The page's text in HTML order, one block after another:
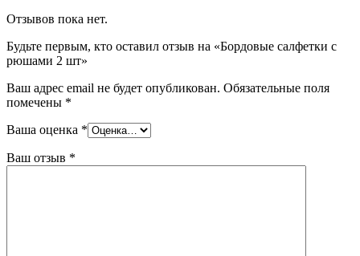
Отзывов пока нет.
Будьте первым, кто оставил отзыв на «Бордовые салфетки с
рюшами 2 шт»
Ваш адрес email не будет опубликован. Обязательные поля
помечены *
Ваша оценка *
Ваш отзыв *